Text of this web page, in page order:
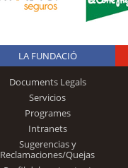
LA FUNDACIÓ
Documents Legals
Servicios
Programes
Intranets
Sugerencias y
Reclamaciones/Quejas